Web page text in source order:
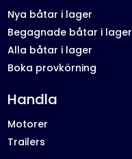
Nya båtar i lager
Begagnade båtar i lager
Alla båtar i lager
Boka provkörning
Handla
Motorer
Trailers